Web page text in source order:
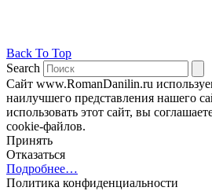
Back To Top
Search
Сайт www.RomanDanilin.ru
наилучшего представления нашего
использовать этот сайт, вы
cookie-файлов.
Принять
Отказаться
Подробнее…
Политика конфиденциальности